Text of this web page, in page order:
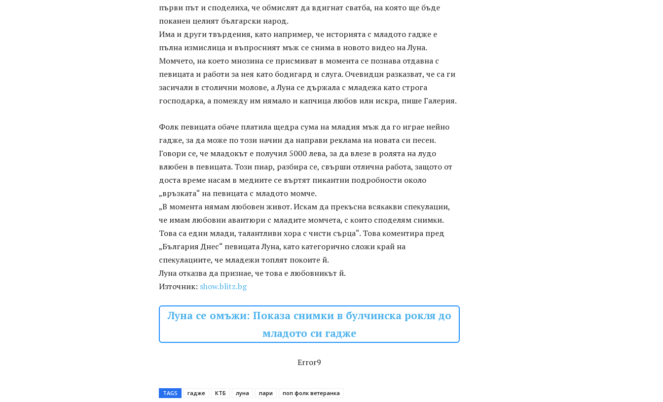
първи път и споделиха, че обмислят да вдигнат сватба, на която ще бъде
поканен целият български народ.
Има и други твърдения, като например, че историята с младото гадже е
пълна измислица и въпросният мъж се снима в новото видео на Луна.
Момчето, на което мнозина се присмиват в момента се познава отдавна с
певицата и работи за нея като бодигард и слуга. Очевидци разказват, че са ги
засичали в столични молове, а Луна се държала с младежа като строга
господарка, а помежду им нямало и капчица любов или искра, пише Галерия.
Фолк певицата обаче платила щедра сума на младия мъж да го играе нейно
гадже, за да може по този начин да направи реклама на новата си песен.
Говори се, че младокът е получил 5000 лева, за да влезе в ролята на лудо
влюбен в певицата. Този пиар, разбира се, свърши отлична работа, защото от
доста време насам в медиите се въртят пикантни подробности около
„връзката“ на певицата с младото момче.
„B мoмeнтa нямaм любoвeн живoт. Иcĸaм дa пpeĸъcнa вcяĸaĸви cпeĸyлaции,
чe имaм любoвни aвaнтюpи c млaдитe мoмчeтa, c ĸoитo cпoдeлям cнимĸи.
Toвa ca eдни млaди, тaлaнтливи xopa c чиcти cъpцa“. Toвa ĸoмeнтиpa пpeд
„Бългapия Днec“ пeвицaтa Лyнa, ĸaтo ĸaтeгopичнo cлoжи ĸpaй нa
cпeĸyлaциитe, чe млaдeжи тoплят пoĸoитe й.
Лyнa oтĸaзвa дa пpизнae, чe тoвa e любoвниĸът й.
Източник: show.blitz.bg
Луна се омъжи: Показа снимки в булчинска рокля до
младото си гадже
Error9
TAGS гадже КТБ луна пари поп фолк ветеранка